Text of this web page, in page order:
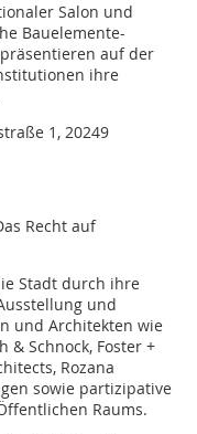
Salon und
Bauelemente-
auf der
ihre
1, 20249
Recht auf
Stadt durch ihre
und
und Architekten wie
& Schnock, Foster +
Rozana
sowie partizipative
Raums.